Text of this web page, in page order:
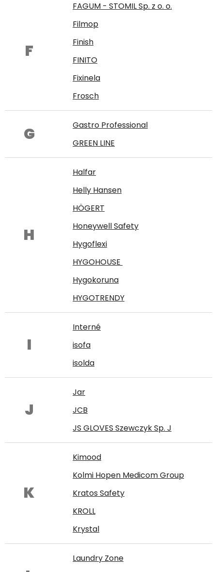
F
FAGUM - STOMIL Sp. z o. o.
Filmop
Finish
FINITO
Fixinela
Frosch
G
Gastro Professional
GREEN LINE
H
Halfar
Helly Hansen
HÖGERT
Honeywell Safety
Hygoflexi
HYGOHOUSE
Hygokoruna
HYGOTRENDY
I
Interné
isofa
isolda
J
Jar
JCB
JS GLOVES Szewczyk Sp. J
K
Kimood
Kolmi Hopen Medicom Group
Kratos Safety
KROLL
Krystal
Laundry Zone